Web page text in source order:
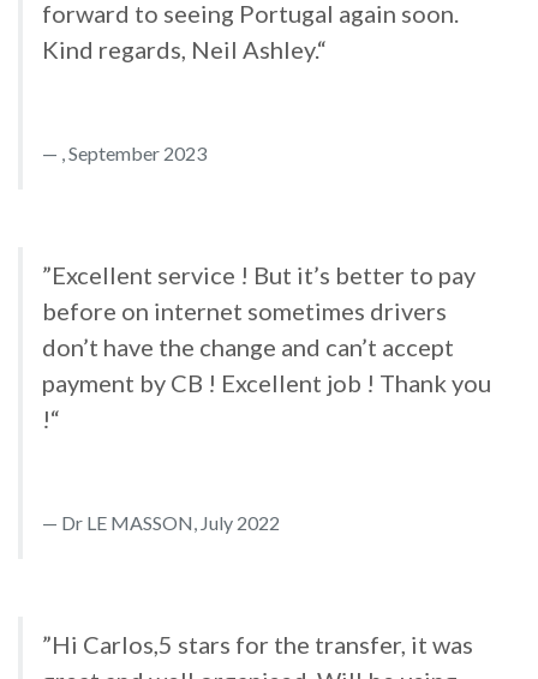
forward to seeing Portugal again soon.
Kind regards, Neil Ashley.“
, September 2023
”Excellent service ! But it’s better to pay
before on internet sometimes drivers
don’t have the change and can’t accept
payment by CB ! Excellent job ! Thank you
!“
Dr LE MASSON, July 2022
”Hi Carlos,5 stars for the transfer, it was